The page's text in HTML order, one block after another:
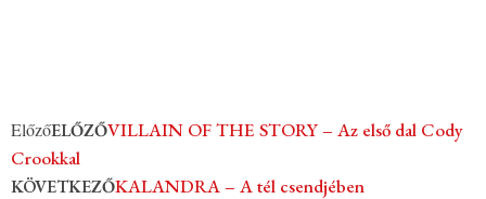
ElőzőELŐZŐVILLAIN OF THE STORY – Az első dal Cody
Crookkal
KÖVETKEZŐKALANDRA – A tél csendjében